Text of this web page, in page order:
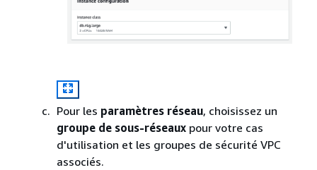
Pour les paramètres réseau, choisissez un
groupe de sous-réseaux pour votre cas
d'utilisation et les groupes de sécurité VPC
associés.